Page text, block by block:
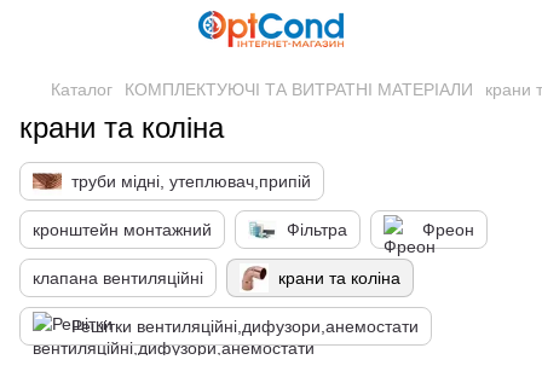
Каталог КОМПЛЕКТУЮЧІ ТА ВИТРАТНІ МАТЕРІАЛИ крани
крани та коліна
труби мідні, утеплювач,припій
кронштейн монтажний Фільтра Фреон
клапана вентиляційні крани та коліна
Решітки вентиляційні,дифузори,анемостати